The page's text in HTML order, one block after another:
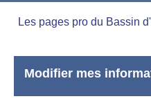
Les pages pro du Bassin
Modifier mes